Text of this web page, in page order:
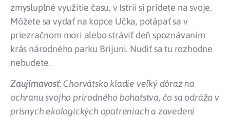
zmysluplné využitie času, v Istrii si prídete na svoje.
Môžete sa vydať na kopce Učka, potápať sa v
priezračnom mori alebo stráviť deň spoznávaním
krás národného parku Brijuni. Nudiť sa tu rozhodne
nebudete.
Zaujímavosť: ​Chorvátsko kladie veľký dôraz na
ochranu svojho prírodného bohatstva, čo sa odráža v
prísnych ekologických opatreniach a zavedení